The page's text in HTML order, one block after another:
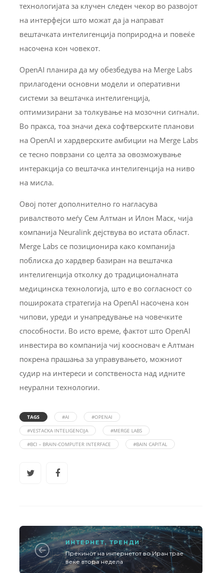
технологијата за клучен следен чекор во развојот
на интерфејси што можат да ја направат
вештачката интелигенција поприродна и повеќе
насочена кон човекот.
OpenAI планира да му обезбедува на Merge Labs
прилагодени основни модели и оперативни
системи за вештачка интелигенција,
оптимизирани за толкување на мозочни сигнали.
Во пракса, тоа значи дека софтверските планови
на OpenAI и хардверските амбиции на Merge Labs
се тесно поврзани со целта за овозможување
интеракција со вештачка интелигенција на ниво
на мисла.
Овој потег дополнително го нагласува
ривалството меѓу Сем Алтман и Илон Маск, чија
компанија Neuralink дејствува во истата област.
Merge Labs се позиционира како компанија
поблиска до хардвер базиран на вештачка
интелигенција отколку до традиционалната
медицинска технологија, што е во согласност со
пошироката стратегија на OpenAI насочена кон
чипови, уреди и унапредување на човечките
способности. Во исто време, фактот што OpenAI
инвестира во компанија чиј коосновач е Алтман
покрена прашања за управувањето, можниот
судир на интереси и сопственоста над идните
неурални технологии.
TAGS #AI
#OPENAI
#VESTACKA INTELIGENCIJA
#MERGE LABS
#BCI – BRAIN-COMPUTER INTERFACE
#BAIN CAPITAL
ИНТЕРНЕТ,ТРЕНДИ
Прекинот на интернетот во Иран трае
веќе втора недела